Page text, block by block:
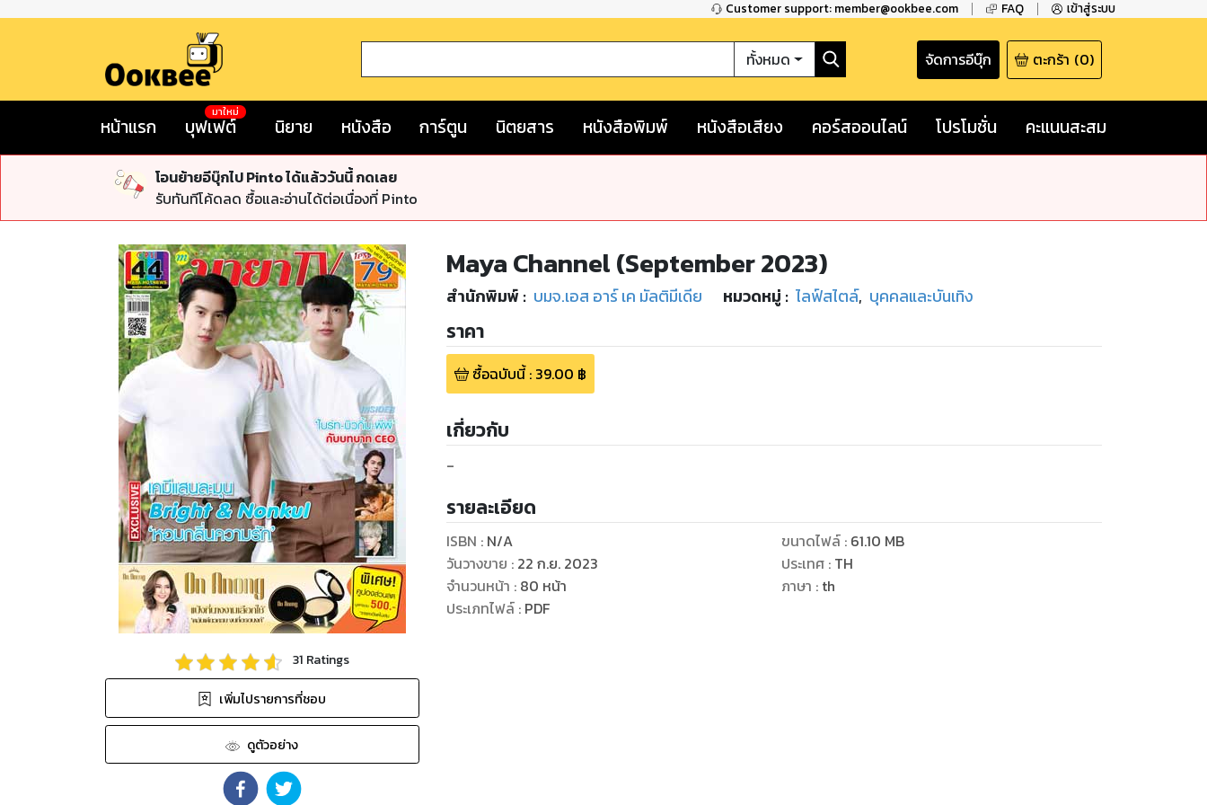
Customer support: member@ookbee.com FAQ เข้าสู่ระบบ
ทั้งหมด จัดการอีบุ๊ก ตะกร้า (0)
หน้าแรก บุฟเฟต์
มาใหม่
นิยาย หนังสือ การ์ตูน นิตยสาร หนังสือพิมพ์ หนังสือเสียง คอร์สออนไลน์ โปรโมชั่น คะแนนสะสม
โอนย้ายอีบุ๊กไป Pinto ได้แล้ววันนี้ กดเลย
รับทันทีโค้ดลด ซื้อและอ่านได้ต่อเนื่องที่ Pinto
31 Ratings
เพิ่มไปรายการที่ชอบ
ดูตัวอย่าง
Maya Channel (September 2023)
สำนักพิมพ์ : บมจ.เอส อาร์ เค มัลติมีเดีย หมวดหมู่ : ไลฟ์สไตล์, บุคคลและบันเทิง
ราคา
ซื้อฉบับนี้: 39.00 ฿
เกี่ยวกับ
-
รายละเอียด
ISBN : N/A
วันวางขาย : 22 ก.ย. 2023
จำนวนหน้า : 80 หน้า
ประเภทไฟล์: PDF
ขนาดไฟล์: 61.10 MB
ประเทศ : TH
ภาษา : th